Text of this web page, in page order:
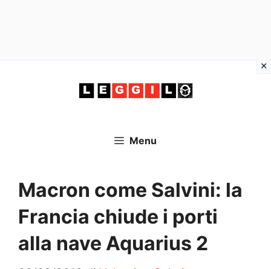
Menu
Macron come Salvini: la
Francia chiude i porti
alla nave Aquarius 2